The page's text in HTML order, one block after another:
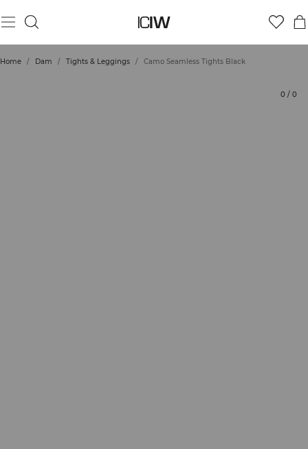
Home / Dam / Tights & Leggings / Camo Seamless Tights Black
0 / 0